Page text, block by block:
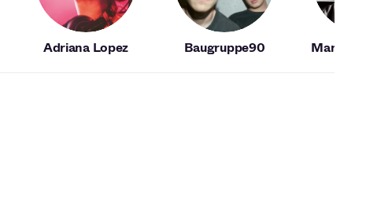
Adriana Lopez Baugruppe90 Marcel